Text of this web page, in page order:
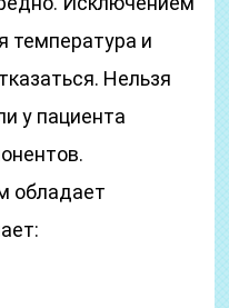
температура и
Нельзя
у пациента
обладает